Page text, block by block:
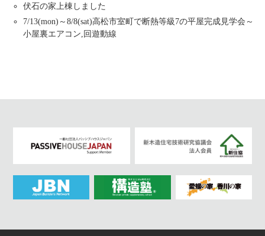
伏石の家上棟しました
7/13(mon)～8/8(sat)高松市室町で断熱等級7の平屋完成見学会～
小屋裏エアコン,回遊動線